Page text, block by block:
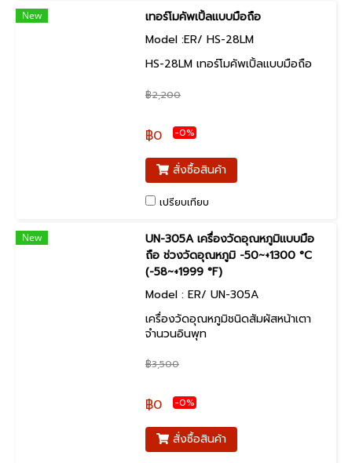
New
เทอร์โมคัพเปิ้ลแบบมือถือ
Model :ER/ HS-28LM
HS-28LM เทอร์โมคัพเปิ้ลแบบมือถือ
฿2,200
฿0 -0%
สั่งซื้อสินค้า
เปรียบเทียบ
New
UN-305A เครื่องวัดอุณหภูมิแบบมือ
ถือ ช่วงวัดอุณหภูมิ -50~+1300 °C
(-58~+1999 °F)
Model : ER/ UN-305A
เครื่องวัดอุณหภูมิชนิดสัมผัสหน้าเตา
จำนวนอินพุท
฿3,500
฿0 -0%
สั่งซื้อสินค้า